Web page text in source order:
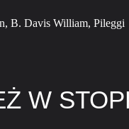
B. Davis William, Pileggi
W